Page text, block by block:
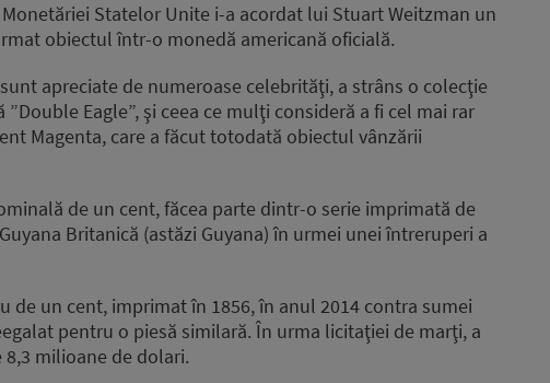
Statelor Unite i-a acordat lui Stuart Weitzman un
obiectul într-o monedă americană oficială.
apreciate de numeroase celebrităţi, a strâns o colecţie
Eagle”, şi ceea ce mulţi consideră a fi cel mai rar
Magenta, care a făcut totodată obiectul vânzării
de un cent, făcea parte dintr-o serie imprimată de
Britanică (astăzi Guyana) în urmei unei întreruperi a
de un cent, imprimat în 1856, în anul 2014 contra sumei
pentru o piesă similară. În urma licitaţiei de marţi, a
milioane de dolari.